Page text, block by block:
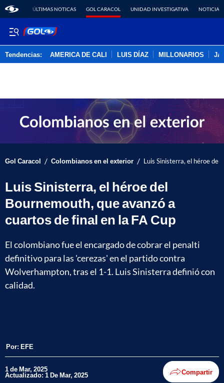
ÚLTIMAS NOTICAS GOL CARACOL UNIDAD INVESTIGATIVA NOTICIAS
Tendencias: AMERICA DE CALI LUIS DÍAZ MILLONARIOS
Gol Caracol / Colombianos en el exterior / Luis Sinisterra, el héroe del
Luis Sinisterra, el héroe del
Bournemouth, que avanzó a
cuartos de final en la FA Cup
El colombiano fue el encargado de cobrar el penalti
definitivo para las 'cerezas' en el partido contra
Wolverhampton, tras el 1-1. Luis Sinisterra definió con
calidad.
Por: EFE
1 de Mar, 2025
Actualizado: 1 De Mar, 2025 Compartir